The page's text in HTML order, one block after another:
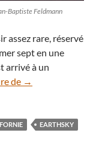
Baptiste Feldmann
assez rare, réservé
sept en une
arrivé à un
de En vidéo :
→
EARTHSKY